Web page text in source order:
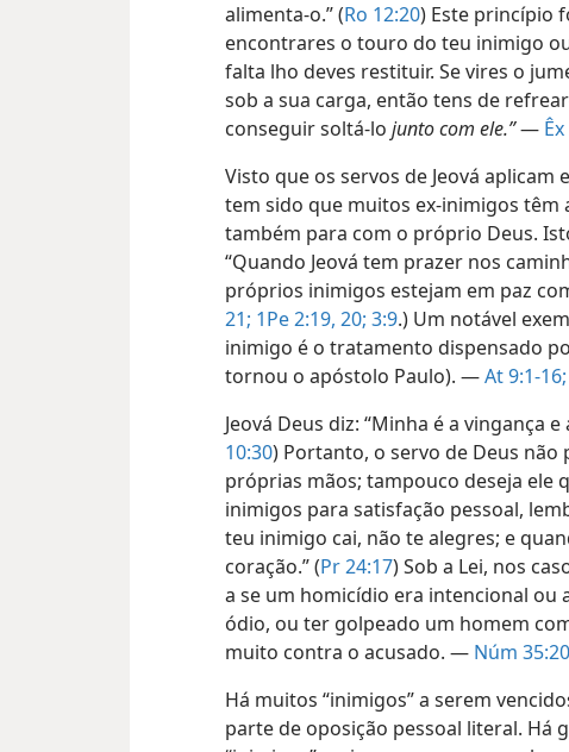
alimenta-o.” (Ro 12:20) Este princípio
encontrares o touro do teu inimigo
falta lho deves restituir. Se vires o
sob a sua carga, então tens de
conseguir soltá-lo junto com ele.”—
Visto que os servos de Jeová
tem sido que muitos ex-inimigos têm
também para com o próprio Deus.
“Quando Jeová tem prazer nos
próprios inimigos estejam em paz
21; 1Pe 2:19, 20; 3:9.) Um notável
inimigo é o tratamento dispensado
tornou o apóstolo Paulo). —At 9:1-16;
Jeová Deus diz: “Minha é a vingança
10:30) Portanto, o servo de Deus não
próprias mãos; tampouco deseja ele
inimigos para satisfação pessoal,
teu inimigo cai, não te alegres; e
coração.” (Pr 24:17) Sob a Lei, nos
a se um homicídio era intencional ou
ódio, ou ter golpeado um homem
muito contra o acusado. — Núm
Há muitos “inimigos” a serem
parte de oposição pessoal literal. Há